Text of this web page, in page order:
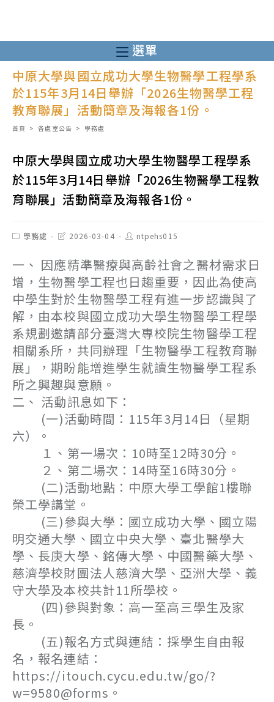
至
主
內
容
選單
中原大學與國立成功大學生物醫學工程學系
於115年3月14日舉辦「2026生物醫學工程
教育聯展」活動簡章及海報各1份。
首頁 > 各處室公告 > 學務處
中原大學與國立成功大學生物醫學工程學系
於115年3月14日舉辦「2026生物醫學工程教
育聯展」活動簡章及海報各1份。
Post學務處
Post2026-03-04
Post
author:
ntpehs015
一、 因應精準醫療與高齡社會之醫材需求日
增，生物醫學工程也日趨重要，因此為使高
中學生對於生物醫學工程有進一步認識與了
解，由本校與國立成功大學生物醫學工程學
系規劃邀請部分臺灣大專校院生物醫學工程
相關系所，共同辦理「生物醫學工程教育聯
展」，期盼能增進學生就讀生物醫學工程系
所之興趣與意願。
二、 活動訊息如下：
(一)活動時間：115年3月14日（星期
六）。
１、第一場次：10時至12時30分。
２、第二場次：14時至16時30分。
(二)活動地點：中原大學工學館1樓聯
榮工學講堂。
(三)參與大學：國立成功大學、國立陽
明交通大學、國立中央大學、臺北醫學大
學、長庚大學、銘傳大學、中國醫藥大學、
慈濟學校財團法人慈濟大學、亞洲大學、義
守大學及本校共計11所學校。
(四)參與對象：高一至高三學生及家
長。
(五)報名方式與連結：採學生自由報
名，報名連結：
https://itouch.cycu.edu.tw/go/?
w=9580@forms。